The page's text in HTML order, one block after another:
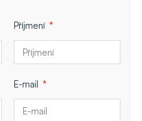
Příjmení
E-mail